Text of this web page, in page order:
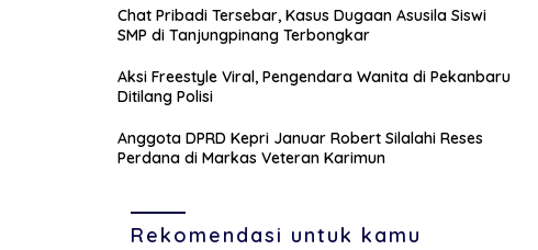
Chat Pribadi Tersebar, Kasus Dugaan Asusila Siswi
SMP di Tanjungpinang Terbongkar
Aksi Freestyle Viral, Pengendara Wanita di Pekanbaru
Ditilang Polisi
Anggota DPRD Kepri Januar Robert Silalahi Reses
Perdana di Markas Veteran Karimun
Rekomendasi untuk kamu